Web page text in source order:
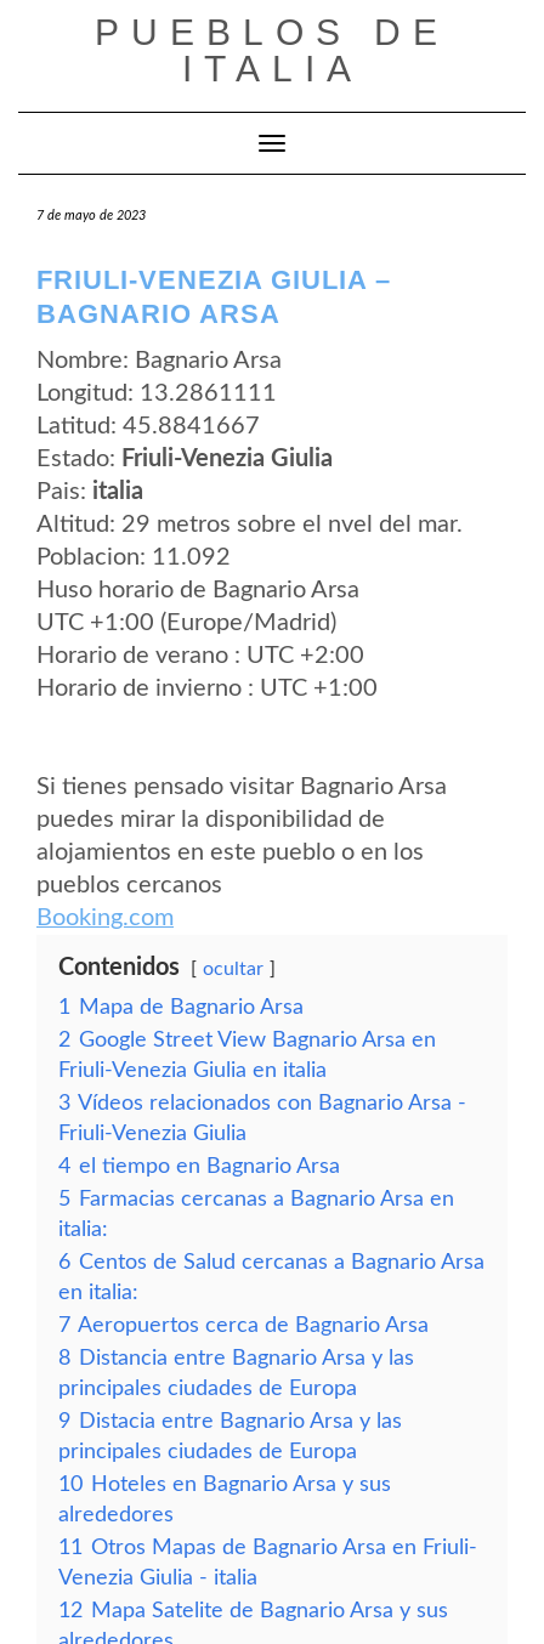
PUEBLOS DE
ITALIA
Cambiar modo de navegación
7 de mayo de 2023
FRIULI-VENEZIA GIULIA –
BAGNARIO ARSA
Nombre: Bagnario Arsa
Longitud: 13.2861111
Latitud: 45.8841667
Estado: Friuli-Venezia Giulia
Pais: italia
Altitud: 29 metros sobre el nvel del mar.
Poblacion: 11.092
Huso horario de Bagnario Arsa
UTC +1:00 (Europe/Madrid)
Horario de verano : UTC +2:00
Horario de invierno : UTC +1:00
Si tienes pensado visitar Bagnario Arsa
puedes mirar la disponibilidad de
alojamientos en este pueblo o en los
pueblos cercanos
Booking.com
Contenidos ocultar
1
Mapa de Bagnario Arsa
2 Google Street View Bagnario Arsa en
Friuli-Venezia Giulia en italia
3 Vídeos relacionados con Bagnario Arsa -
Friuli-Venezia Giulia
4 el tiempo en Bagnario Arsa
5 Farmacias cercanas a Bagnario Arsa en
italia:
6 Centos de Salud cercanas a Bagnario Arsa
en italia:
7 Aeropuertos cerca de Bagnario Arsa
8 Distancia entre Bagnario Arsa y las
principales ciudades de Europa
9 Distacia entre Bagnario Arsa y las
principales ciudades de Europa
10 Hoteles en Bagnario Arsa y sus
alrededores
11 Otros Mapas de Bagnario Arsa en Friuli-
Venezia Giulia - italia
12 Mapa Satelite de Bagnario Arsa y sus